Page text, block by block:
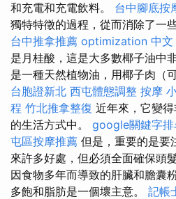
和充電和充電飲料。 台中腳底按
獨特特徵的過程，從而消除了一
台中推拿推薦 optimization 中文
是月桂酸，這是大多數椰子油中
是一種天然植物油，用椰子肉（
台胞證新北 西屯體態調整 按摩
程 竹北推拿整復 近年來，它變
的生活方式中。 google關鍵字排
屯區按摩推薦 但是，重要的是要
來許多好處，但必須全面確保頭
因食物多年而導致的肝臟和膽囊
多飽和脂肪是一個壞主意。 記帳